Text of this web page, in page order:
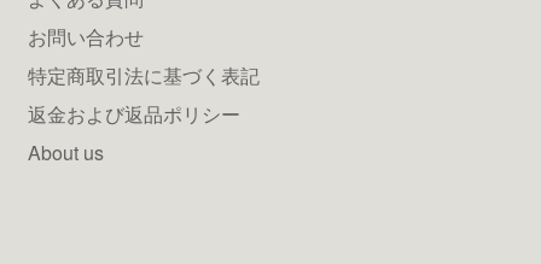
お問い合わせ
特定商取引法に基づく表記
返金および返品ポリシー
About us